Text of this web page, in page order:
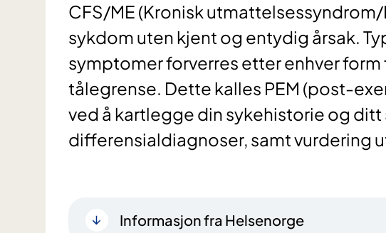
CFS/ME (Kronisk
sykdom uten kjent og entydig årsak.
symptomer forverres etter enhver
tålegrense. Dette kalles PEM (post-
ved å kartlegge din sykehistorie og
differensialdiagnoser, samt vurdering
Informasjon fra Helsenorge